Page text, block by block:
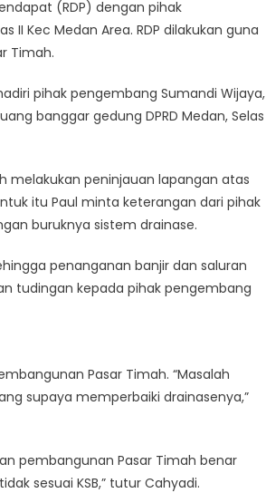
(RDP) dengan pihak
Kec Medan Area. RDP dilakukan guna
Timah.
pihak pengembang Sumandi Wijaya,
banggar gedung DPRD Medan, Selas
melakukan peninjauan lapangan atas
itu Paul minta keterangan dari pihak
buruknya sistem drainase.
penanganan banjir dan saluran
tudingan kepada pihak pengembang
Pasar Timah. “Masalah
supaya memperbaiki drainasenya,”
pembangunan Pasar Timah benar
sesuai KSB,” tutur Cahyadi.